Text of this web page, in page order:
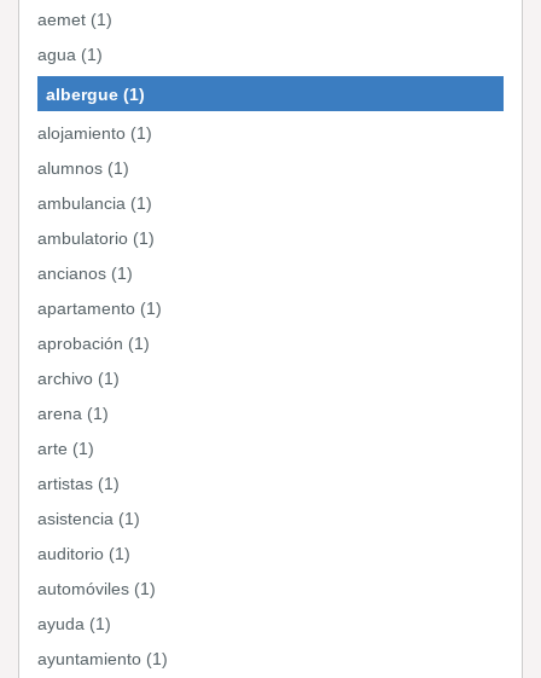
aemet (1)
agua (1)
albergue (1)
alojamiento (1)
alumnos (1)
ambulancia (1)
ambulatorio (1)
ancianos (1)
apartamento (1)
aprobación (1)
archivo (1)
arena (1)
arte (1)
artistas (1)
asistencia (1)
auditorio (1)
automóviles (1)
ayuda (1)
ayuntamiento (1)